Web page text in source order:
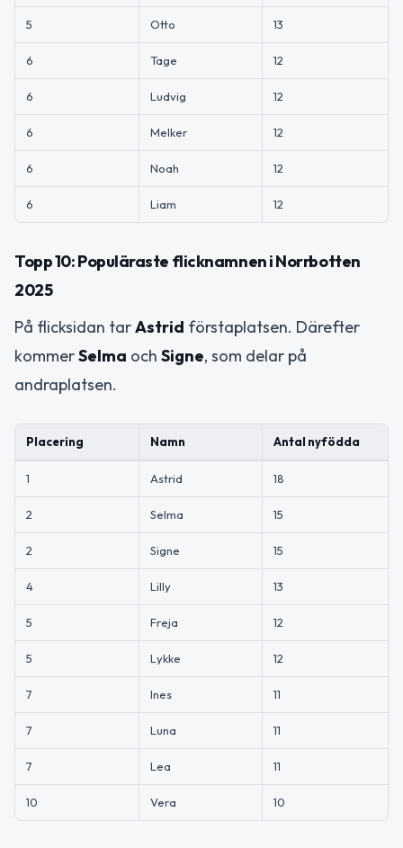
5 Otto 13
6 Tage 12
6 Ludvig 12
6 Melker 12
6 Noah 12
6 Liam 12
Topp 10: Populäraste flicknamnen i Norrbotten
2025
På flicksidan tarAstrid förstaplatsen. Därefter
kommerSelma och Signe, som delar på
andraplatsen.
Placering Namn Antal nyfödda
1 Astrid 18
2 Selma 15
2 Signe 15
4 Lilly 13
5 Freja 12
5 Lykke 12
7 Ines 11
7 Luna 11
7 Lea 11
10 Vera 10